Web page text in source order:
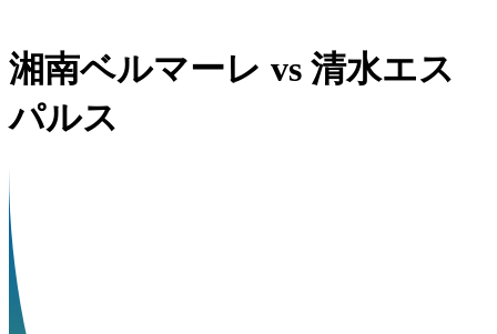
湘南ベルマーレ vs 清水エス
パルス